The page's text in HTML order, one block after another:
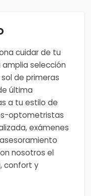
cuidar de tu
selección
de primeras
última
a tu estilo de
optometristas
exámenes
nosotros el
confort y